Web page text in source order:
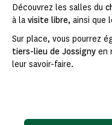
Découvrez les salles du
à la visite libre, ainsi que
Sur place, vous pourrez
tiers-lieu de Jossigny en
leur savoir-faire.